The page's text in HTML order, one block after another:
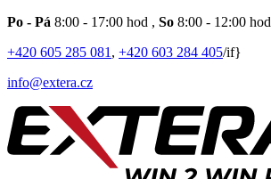
Po - Pá 8:00 - 17:00 hod , So 8:00 - 12:00 hod
+420 605 285 081 , +420 603 284 405/if}
info@extera.cz